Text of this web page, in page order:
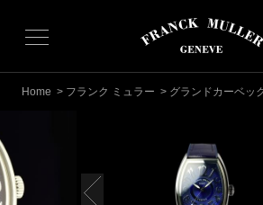
Home > フランク ミュラー > グランドカーベッ